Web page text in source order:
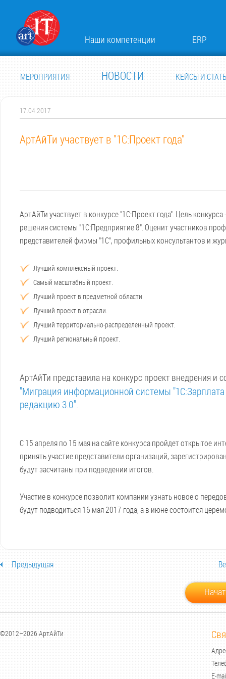
Наши компетенции ERP
МЕРОПРИЯТИЯ НОВОСТИ КЕЙСЫ И
17.04.2017
АртАйТи участвует в "1С:Проект года"
АртАйТи участвует в конкурсе "1С:Проект года". Цель
решения системы "1С:Предприятие 8". Оценит участников
представителей фирмы "1С", профильных консультантов и
Лучший комплексный проект.
Самый масштабный проект.
Лучший проект в предметной области.
Лучший проект в отрасли.
Лучший территориально-распределенный проект.
Лучший региональный проект.
АртАйТи представила на конкурс проект внедрения и
"Миграция информационной системы
редакцию 3.0".
С 15 апреля по 15 мая на сайте конкурса пройдет открытое
принять участие представители организаций,
будут засчитаны при подведении итогов.
Участие в конкурсе позволит компании узнать новое о
будут подводиться 16 мая 2017 года, а в июне состоится
Предыдущая
©2012–2026 АртАйТи
E-